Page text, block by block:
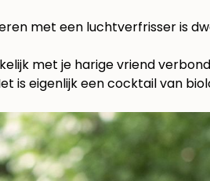
met een luchtverfrisser is
met je harige vriend
is eigenlijk een cocktail van